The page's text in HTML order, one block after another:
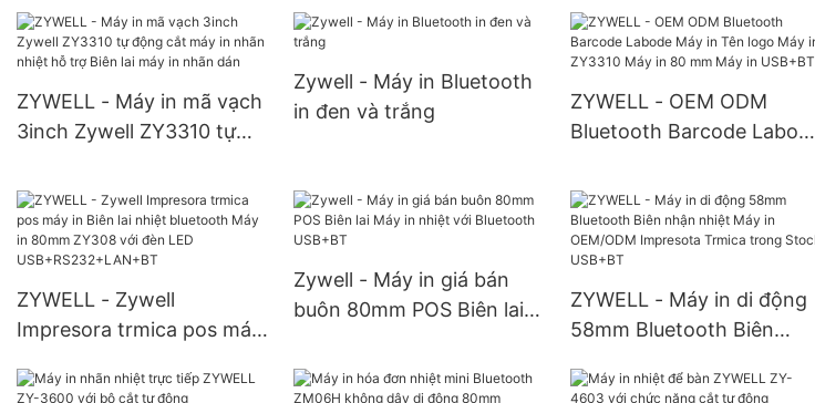
vạch ZY910 A6 Waybill
Máy in USB+WiFi
1800mAh được chứng
nhận
Bình nhận Nhãn Máy in
Máy in Máy in Máy in Máy
in Máy in Máy in
ZYWELL - Máy in mã vạch
3inch Zywell ZY3310 tự
nhiệt hỗ trợ Biên lai máy in
nhãn dán
Zywell - Máy in Bluetooth
in đen và trắng
ZYWELL - OEM ODM
Bluetooth Barcode Labode
ZY3310 Máy in 80 mm
Máy in USB+BT
ZYWELL - Zywell
Impresora trmica pos máy
Máy in 80mm ZY308 với
Zywell - Máy in giá bán
buôn 80mm POS Biên lai
USB+BT
ZYWELL - Máy in di động
58mm Bluetooth Biên
OEM/ODM Impresota